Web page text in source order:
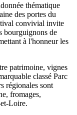
thématique
des portes du
convivial invite
bourguignons de
à l'honneur les
patrimoine, vignes
classé Parc
régionales sont
fromages,
Loire.